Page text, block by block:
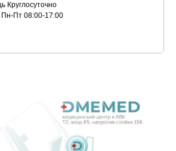
Круглосуточно
Пн-Пт 08:00-17:00